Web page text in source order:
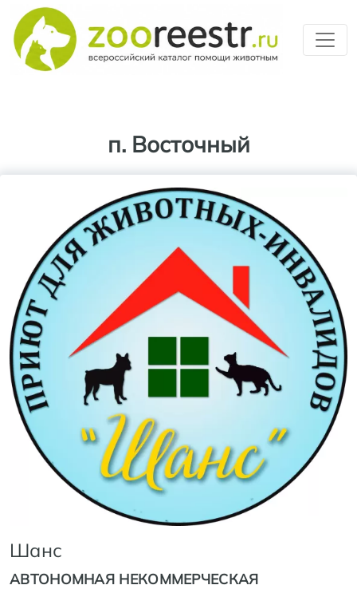
п. Восточный
Шанс
АВТОНОМНАЯ НЕКОММЕРЧЕСКАЯ